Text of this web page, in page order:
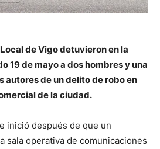
de Vigodetuvieron en la
19 de mayo a dos hombres y una
autores de un delito de robo en
dela ciudad.
inició después de que un
sala operativa de comunicaciones